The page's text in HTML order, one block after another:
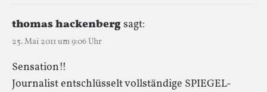
thomas hackenbergsagt:
25. Mai 2011 um 9:06 Uhr
Sensation!!
Journalist entschlüsselt vollständige SPIEGEL-